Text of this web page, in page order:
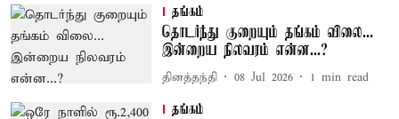
தங்கம்
தொடர்ந்து குறையும் தங்கம் விலை...
இன்றைய நிலவரம் என்ன...?
தினத்தந்தி 08 Jul 2026 1 min read
தங்கம்